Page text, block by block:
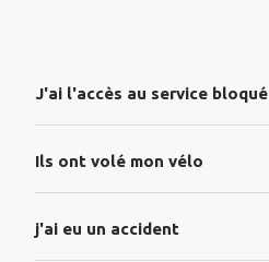
J'ai l'accès au service bloqué
Ils ont volé mon vélo
j'ai eu un accident